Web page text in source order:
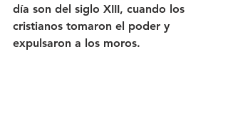
día son del siglo XIII, cuando los
cristianos tomaron el poder y
expulsaron a los moros.